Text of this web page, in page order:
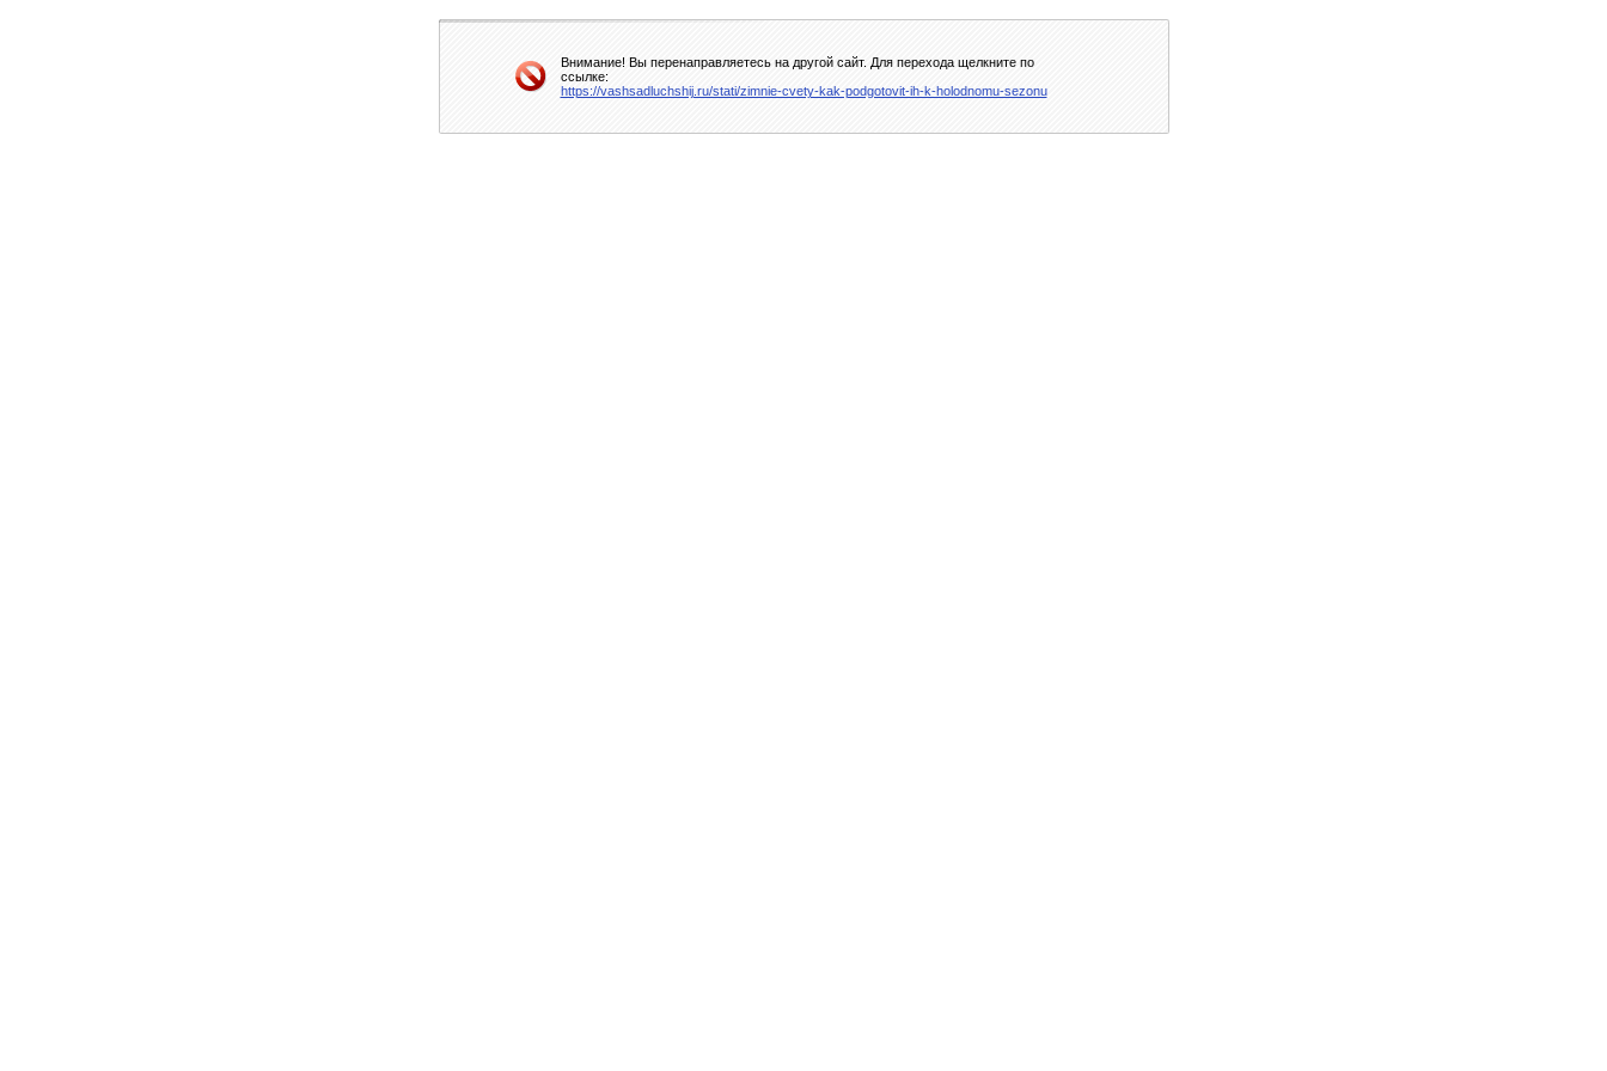
Внимание! Вы перенаправляетесь на другой сайт. Для перехода щелкните по
ссылке:
https://vashsadluchshij.ru/stati/zimnie-cvety-kak-podgotovit-ih-k-holodnomu-sezonu